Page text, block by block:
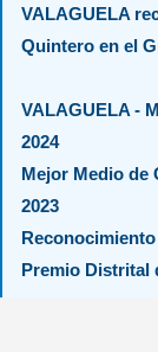
VALAGUELA
Quintero en el
VALAGUELA -
2024
Mejor Medio de
2023
Reconocimiento
Premio Distrital